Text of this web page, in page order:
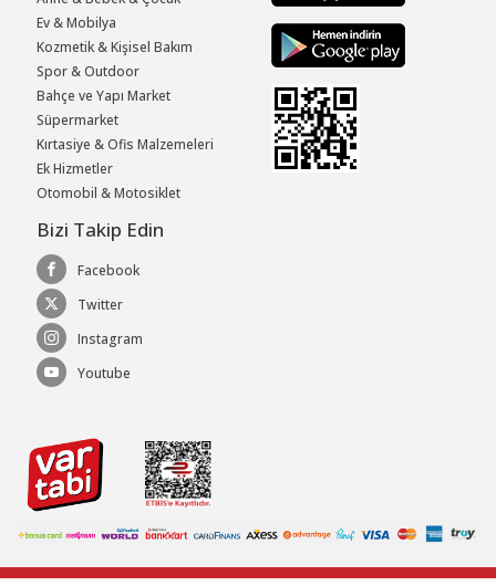
Ev & Mobilya
Kozmetik & Kişisel Bakım
Spor & Outdoor
Bahçe ve Yapı Market
Süpermarket
Kırtasiye & Ofis Malzemeleri
Ek Hizmetler
Otomobil & Motosiklet
Bizi Takip Edin
Facebook
Twitter
Instagram
Youtube